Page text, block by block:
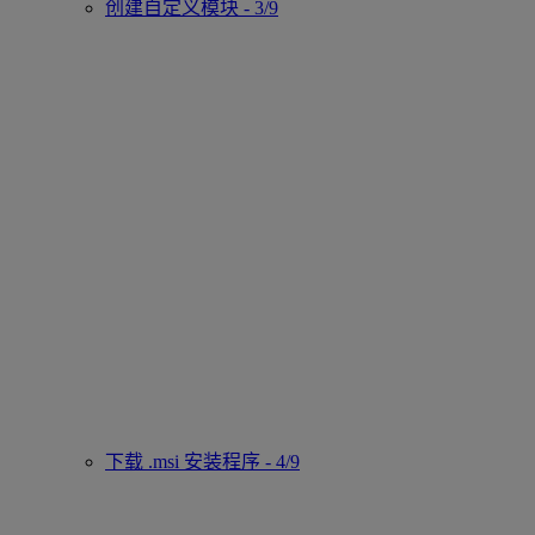
创建自定义模块 - 3/9
下载 .msi 安装程序 - 4/9